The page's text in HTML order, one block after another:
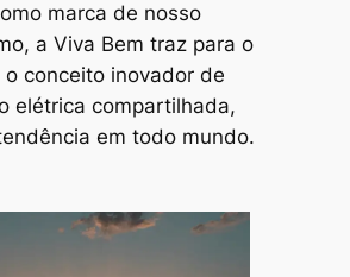
marca de nosso
a Viva Bem traz para o
o conceito inovador de
elétrica compartilhada,
em todo mundo.